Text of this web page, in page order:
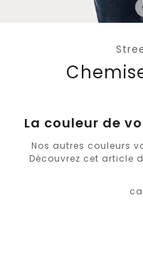
La couleur de
Nos autres couleurs
Découvrez cet article